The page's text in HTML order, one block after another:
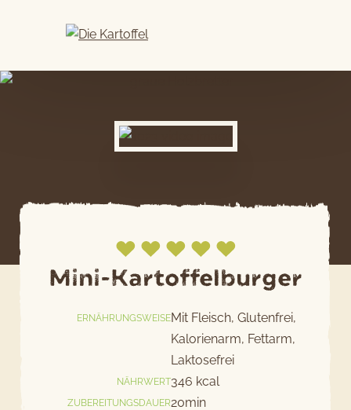
Skip
Jetzt bewerten
Mini-Kartoffelburger
ERNÄHRUNGSWEISEMit Fleisch, Glutenfrei,
Kalorienarm, Fettarm,
Laktosefrei
NÄHRWERT346 kcal
ZUBEREITUNGSDAUER20min